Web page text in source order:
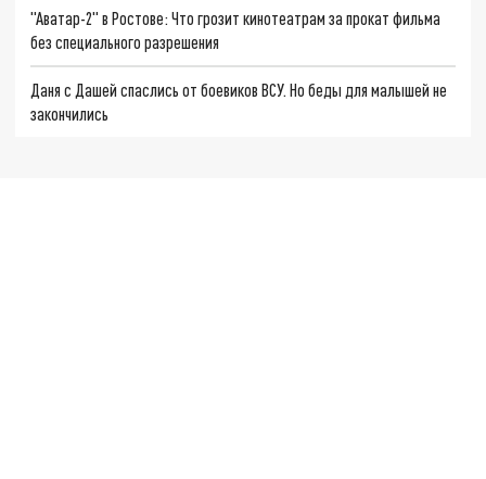
"Аватар-2" в Ростове: Что грозит кинотеатрам за прокат фильма
без специального разрешения
Даня с Дашей спаслись от боевиков ВСУ. Но беды для малышей не
закончились